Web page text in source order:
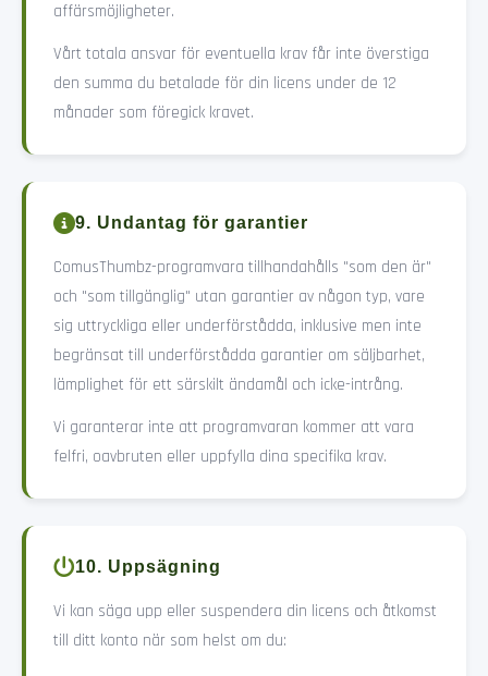
affärsmöjligheter.
Vårt totala ansvar för eventuella krav får inte överstiga
den summa du betalade för din licens under de 12
månader som föregick kravet.
9. Undantag för garantier
ComusThumbz-programvara tillhandahålls "som den är"
och "som tillgänglig" utan garantier av någon typ, vare
sig uttryckliga eller underförstådda, inklusive men inte
begränsat till underförstådda garantier om säljbarhet,
lämplighet för ett särskilt ändamål och icke-intrång.
Vi garanterar inte att programvaran kommer att vara
felfri, oavbruten eller uppfylla dina specifika krav.
10. Uppsägning
Vi kan säga upp eller suspendera din licens och åtkomst
till ditt konto när som helst om du: